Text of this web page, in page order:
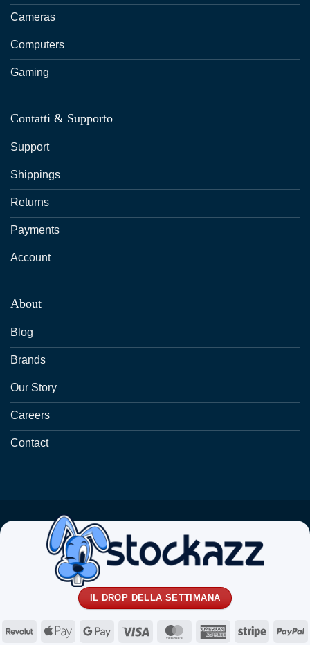
Cameras
Computers
Gaming
Contatti & Supporto
Support
Shippings
Returns
Payments
Account
About
Blog
Brands
Our Story
Careers
Contact
IL DROP DELLA SETTIMANA
RevolutApple
Google
Visa MasterCardAmericanStripe